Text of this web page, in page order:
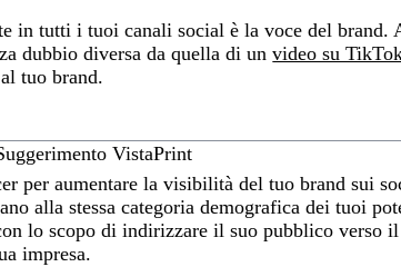
in tutti i tuoi canali social è la voce del brand.
dubbio diversa da quella di unvideo su
tuo brand.
VistaPrint
per aumentare la visibilità del tuo brand sui
alla stessa categoria demografica dei tuoi
lo scopo di indirizzare il suo pubblico verso
impresa.